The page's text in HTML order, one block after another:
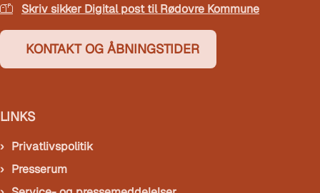
Skriv sikker Digital post til Rødovre Kommune
KONTAKT OG ÅBNINGSTIDER
LINKS
Privatlivspolitik
Presserum